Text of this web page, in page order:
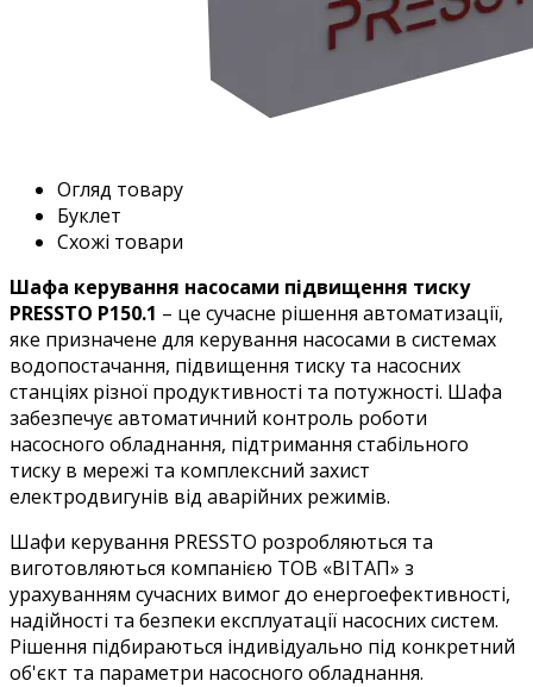
Огляд товару
Буклет
Схожі товари
Шафа керування насосами підвищення тиску
PRESSTO P150.1 – це сучасне рішення автоматизації,
яке призначене для керування насосами в системах
водопостачання, підвищення тиску та насосних
станціях різної продуктивності та потужності. Шафа
забезпечує автоматичний контроль роботи
насосного обладнання, підтримання стабільного
тиску в мережі та комплексний захист
електродвигунів від аварійних режимів.
Шафи керування PRESSTO розробляються та
виготовляються компанією ТОВ «ВІТАП» з
урахуванням сучасних вимог до енергоефективності,
надійності та безпеки експлуатації насосних систем.
Рішення підбираються індивідуально під конкретний
об'єкт та параметри насосного обладнання.